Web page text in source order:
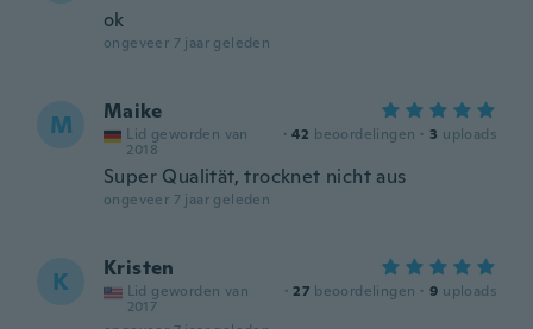
ok
ongeveer 7 jaar geleden
M Maike
Lid geworden van
2018
· 42 beoordelingen · 3 uploads
Super Qualität, trocknet nicht aus
ongeveer 7 jaar geleden
K Kristen
Lid geworden van
2017
· 27 beoordelingen · 9 uploads